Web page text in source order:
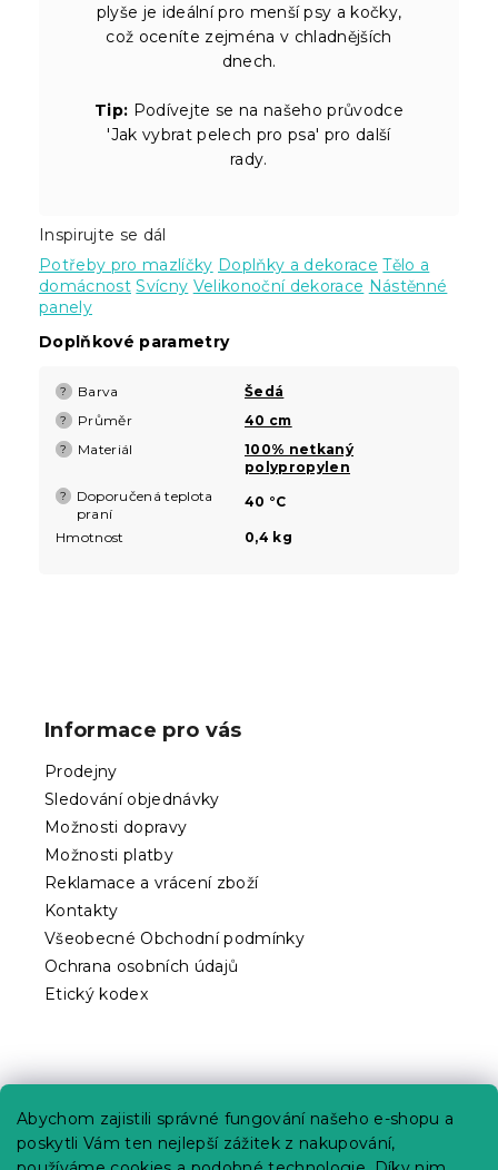
Abychom zajistili správné fungování našeho e-shopu a
poskytli Vám ten nejlepší zážitek z nakupování,
plyše je ideální pro menší psy a kočky,
což oceníte zejména v chladnějších
dnech.
Tip: Podívejte se na našeho průvodce
'Jak vybrat pelech pro psa' pro další
rady.
Inspirujte se dál
Potřeby pro mazlíčky Doplňky a dekorace Tělo a
domácnost Svícny Velikonoční dekorace Nástěnné
panely
Doplňkové parametry
? Barva Šedá
? Průměr 40 cm
? Materiál
100% netkaný
polypropylen
?
Doporučená teplota
praní
40 °C
Hmotnost 0,4 kg
Informace pro vás
Prodejny
Sledování objednávky
Možnosti dopravy
Možnosti platby
Reklamace a vrácení zboží
Kontakty
Všeobecné Obchodní podmínky
Ochrana osobních údajů
Etický kodex
Kariéra